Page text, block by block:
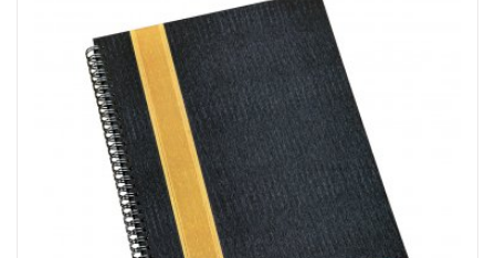
CADERNETA MOLESKINE
CALENDÁRIOS PERSONALIZADO
CANETAS PERSONALIZADAS
CARTEIRA DESPACHANTE
CHAVEIROS PERSONALIZADOS
ETIQUETA COM RESINA